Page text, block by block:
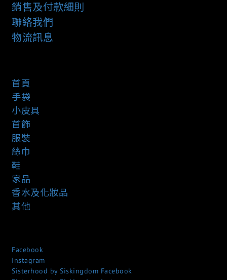
銷售及付款細則
聯絡我們
物流訊息
首頁
手袋
小皮具
首飾
服裝
絲巾
鞋
家品
香水及化妝品
其他
Facebook
Instagram
Sisterhood by Siskingdom Facebook